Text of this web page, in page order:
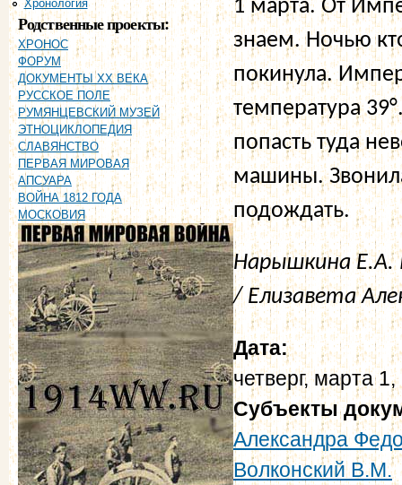
Хронология
Родственные проекты:
ХРОНОС
ФОРУМ
ДОКУМЕНТЫ XX ВЕКА
РУССКОЕ ПОЛЕ
РУМЯНЦЕВСКИЙ МУЗЕЙ
ЭТНОЦИКЛОПЕДИЯ
СЛАВЯНСТВО
ПЕРВАЯ МИРОВАЯ
АПСУАРА
ВОЙНА 1812 ГОДА
МОСКОВИЯ
1 марта. От
знаем. Ночью
покинула.
температура
попасть туда
машины.
подождать.
Нарышкина Е.А.
/ Елизавета
Дата:
четверг, марта
Субъекты
Александра
Волконский В.М.